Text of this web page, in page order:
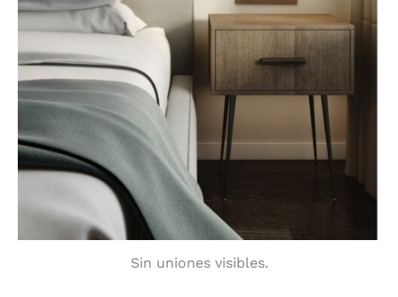
Sin uniones visibles.